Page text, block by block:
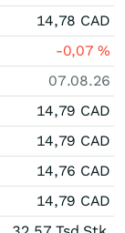
14,78 CAD
-0,07%
07.08.26
14,79 CAD
14,79 CAD
14,76 CAD
14,79 CAD